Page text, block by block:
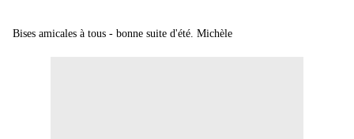
Bises amicales à tous - bonne suite d'été. Michèle